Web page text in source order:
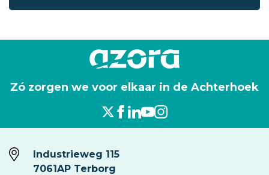
Zó zorgen we voor elkaar in de Achterhoek
Industrieweg 115
7061AP Terborg